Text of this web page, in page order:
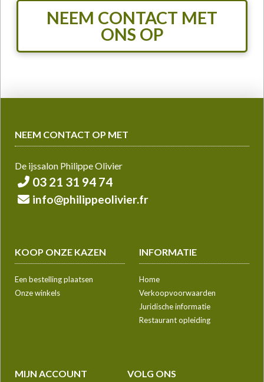
NEEM CONTACT MET
ONS OP
NEEM CONTACT OP MET
De ijssalon Philippe Olivier
03 21 31 94 74
info@philippeolivier.fr
KOOP ONZE KAZEN
Een bestelling plaatsen
Onze winkels
INFORMATIE
Home
Verkoopvoorwaarden
Juridische informatie
Restaurant opleiding
MIJN ACCOUNT VOLG ONS